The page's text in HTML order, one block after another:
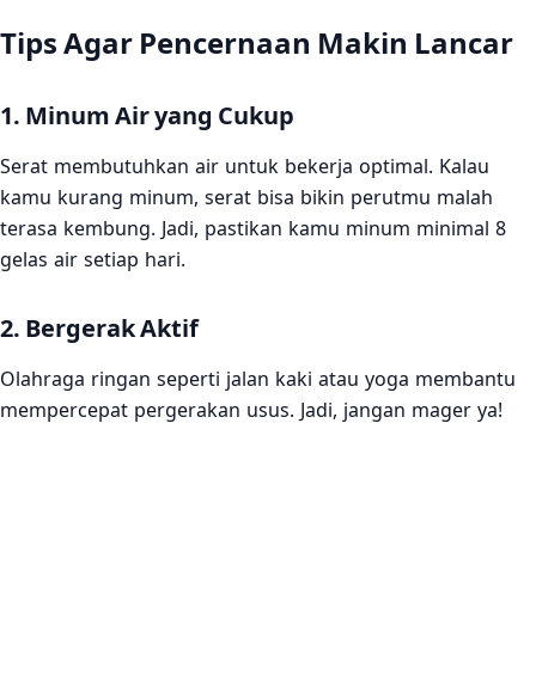
Tips Agar Pencernaan Makin Lancar
1. Minum Air yang Cukup
Serat membutuhkan air untuk bekerja optimal. Kalau
kamu kurang minum, serat bisa bikin perutmu malah
terasa kembung. Jadi, pastikan kamu minum minimal 8
gelas air setiap hari.
2. Bergerak Aktif
Olahraga ringan seperti jalan kaki atau yoga membantu
mempercepat pergerakan usus. Jadi, jangan mager ya!